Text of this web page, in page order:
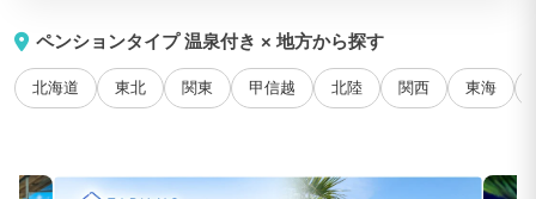
ペンションタイプ 温泉付き × 地方から探す
北海道 東北 関東 甲信越 北陸 関西 東海